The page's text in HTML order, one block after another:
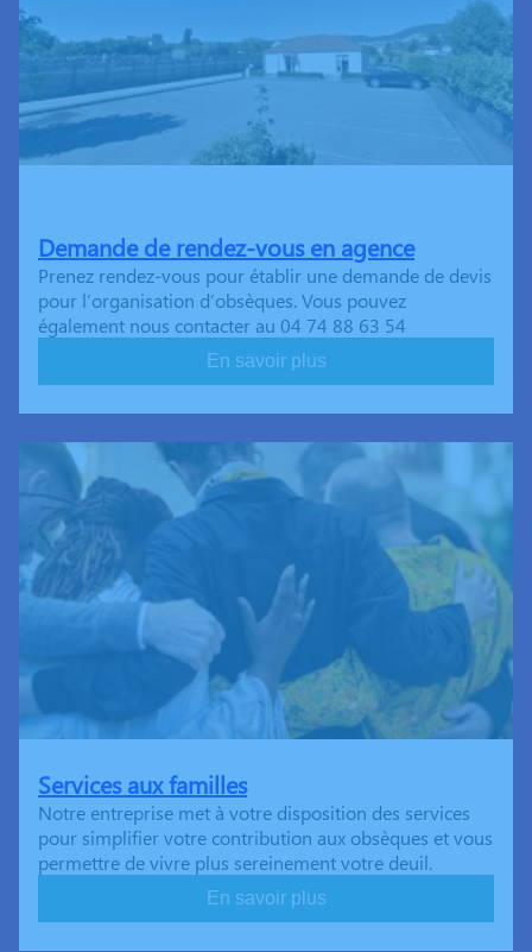
Demande de rendez-vous en agence
Prenez rendez-vous pour établir une demande de devis
pour l’organisation d’obsèques. Vous pouvez
également nous contacter au 04 74 88 63 54
En savoir plus
Services aux familles
Notre entreprise met à votre disposition des services
pour simplifier votre contribution aux obsèques et vous
permettre de vivre plus sereinement votre deuil.
En savoir plus